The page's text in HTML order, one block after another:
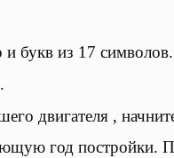
букв из 17 символов.
двигателя ,
год постройки.